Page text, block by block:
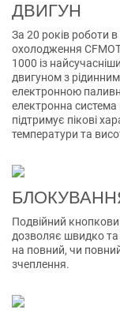
ДВИГУН
За 20 років роботи в
охолодження
1000 із
двигуном з
електронною
електронна
підтримує пікові
температури та
Подвійний
дозволяє швидко
на повний, чи
зчеплення.